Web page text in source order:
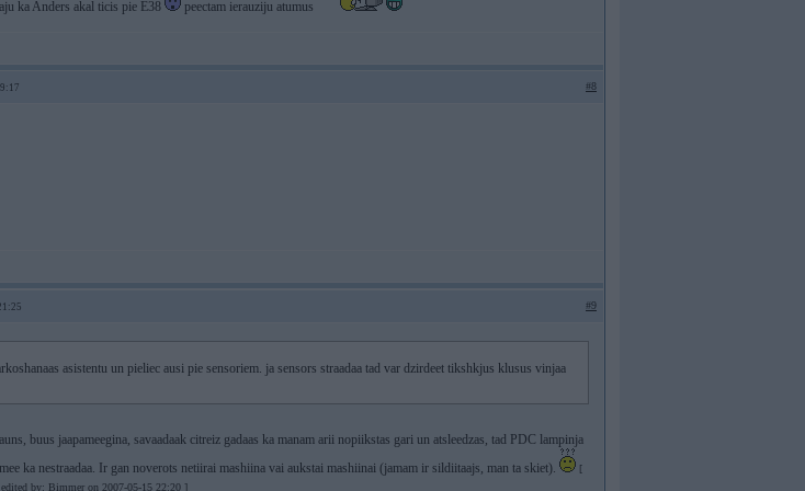
ka Anders akal ticis pie E38 peectam ierauziju atumus
#8
#9
asistentu un pieliec ausi pie sensoriem. ja sensors straadaa tad var dzirdeet tikshkjus klusus vinjaa
buus jaapameegina, savaadaak citreiz gadaas ka manam arii nopiikstas gari un atsleedzas, tad PDC lampinja
ka nestraadaa. Ir gan noverots netiirai mashiina vai aukstai mashiinai (jamam ir sildiitaajs, man ta skiet).
[
edited by: Bimmer on 2007-05-15 22:20 ]